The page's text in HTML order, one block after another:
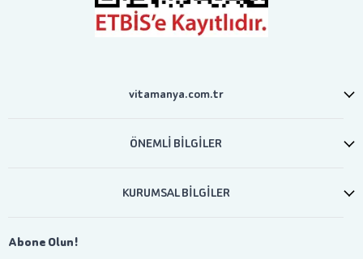
vitamanya.com.tr
ÖNEMLİ BİLGİLER
KURUMSAL BİLGİLER
Abone Olun!